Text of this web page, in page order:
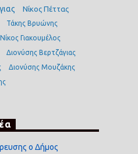
Νίκος Πέττας
Τάκης Βρυώνης
Νίκος Γιακουμέλος
Διονύσης Βερτζάγιας
Διονύσης Μουζάκης
ο Δήμος